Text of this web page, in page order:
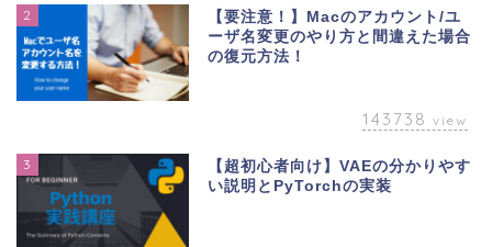
2
【要注意！】Macのアカウント/ユ
ーザ名変更のやり方と間違えた場合
の復元方法！
143738 view
3
【超初心者向け】VAEの分かりやす
い説明とPyTorchの実装